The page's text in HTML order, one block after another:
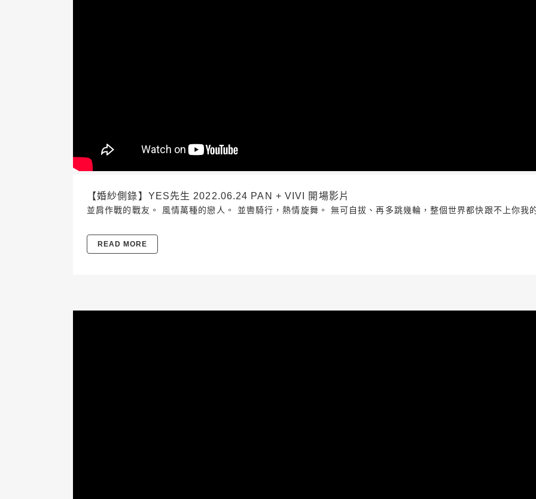
【婚紗側錄】YES先生 2022.06.24 PAN + VIVI 開場影片
並肩作戰的戰友。 風情萬種的戀人。 並轡騎行，熱情旋舞。 無可自拔、再多跳幾輪，整個世界都快跟不上你我
READ MORE